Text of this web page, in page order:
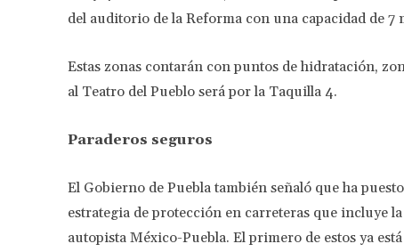
del auditorio de la Reforma con una capacidad de 7
Estas zonas contarán con puntos de hidratación,
al Teatro del Pueblo será por la Taquilla 4.
Paraderos seguros
El Gobierno de Puebla también señaló que ha
estrategia de protección en carreteras que incluye
autopista México-Puebla. El primero de estos ya